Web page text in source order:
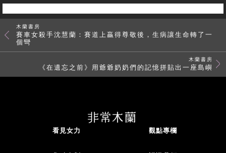
木蘭書房
賽車女殺手沈慧蘭：賽道上贏得尊敬後，生病讓生命轉了一
個彎
木蘭書房
《在遺忘之前》用爺爺奶奶們的記憶拼貼出一座島嶼
看見女力 觀點專欄